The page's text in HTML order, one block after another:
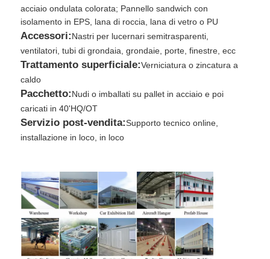
acciaio ondulata colorata; Pannello sandwich con
isolamento in EPS, lana di roccia, lana di vetro o PU
Accessori:Nastri per lucernari semitrasparenti,
ventilatori, tubi di grondaia, grondaie, porte, finestre, ecc
Trattamento superficiale:Verniciatura o zincatura a
caldo
Pacchetto:Nudi o imballati su pallet in acciaio e poi
caricati in 40'HQ/OT
Servizio post-vendita:Supporto tecnico online,
installazione in loco, in loco